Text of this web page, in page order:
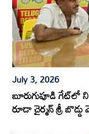
July 3, 2026
బూరుగుపూడి గేట్‌లో
రూడా చైర్మన్ శ్రీ